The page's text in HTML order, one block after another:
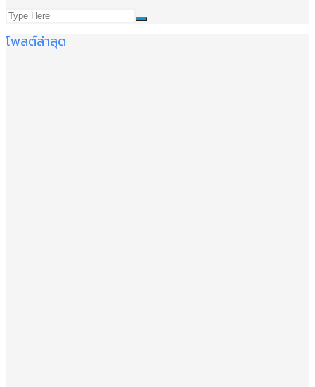
โพสต์ล่าสุด